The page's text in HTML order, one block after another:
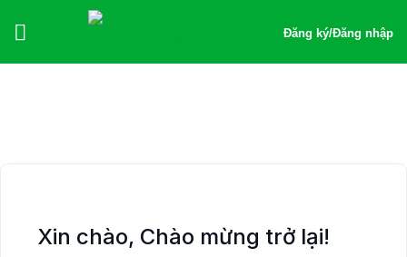
Đăng ký/Đăng nhập
Xin chào, Chào mừng trở lại!